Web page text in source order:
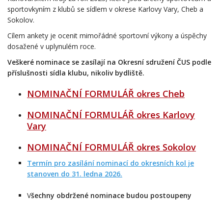
sportovkyním z klubů se sídlem v okrese Karlovy Vary, Cheb a
Sokolov.
Cílem ankety je ocenit mimořádné sportovní výkony a úspěchy
dosažené v uplynulém roce.
Veškeré nominace se zasílají na Okresní sdružení ČUS podle
příslušnosti sídla klubu, nikoliv bydliště.
NOMINAČNÍ FORMULÁŘ okres Cheb
NOMINAČNÍ FORMULÁŘ okres Karlovy
Vary
NOMINAČNÍ FORMULÁŘ okres Sokolov
Termín pro zasílání nominací do okresních kol je
stanoven do 31. ledna 2026.
Všechny obdržené nominace budou postoupeny